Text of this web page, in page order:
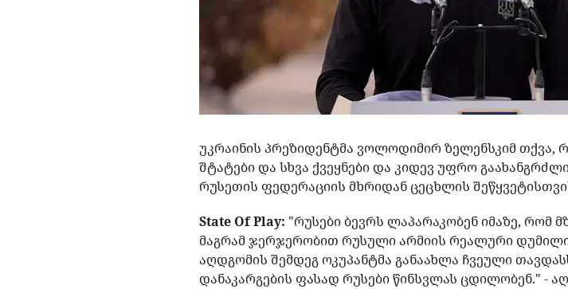
უკრაინის პრეზიდენტმა ვოლოდიმირ ზელენსკიმ
შტატები და სხვა ქვეყნები და კიდევ უფრო
რუსეთის ფედერაციის მხრიდან ცეცხლის
State Of Play: "რუსები ბევრს ლაპარაკობენ იმაზე, რომ
მაგრამ ჯერჯერობით რუსული არმიის რეალური
აღდგომის შემდეგ ოკუპანტმა განაახლა ჩვეული
დანაკარგების ფასად რუსები წინსვლას ცდილობენ." -